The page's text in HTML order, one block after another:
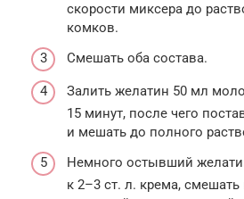
скорости миксера до
комков.
Смешать оба состава.
Залить желатин 50 мл
15 минут, после чего
и мешать до полного
Немного остывший
к 2–3 ст. л. крема, смешать